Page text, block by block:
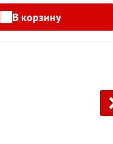
В корзину